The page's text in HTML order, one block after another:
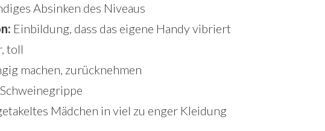
Absinken des Niveaus
Einbildung, dass das eigene Handy vibriert
toll
machen, zurücknehmen
Schweinegrippe
Mädchen in viel zu enger Kleidung